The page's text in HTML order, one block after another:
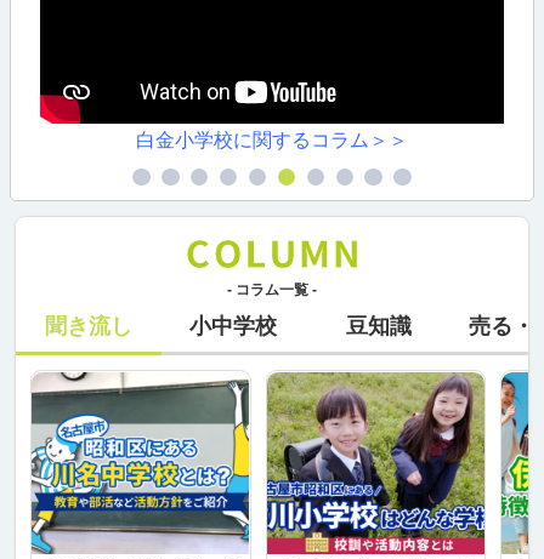
白金小学校に関するコラム＞＞
- コラム一覧 -
聞き流し 小中学校 豆知識 売る・